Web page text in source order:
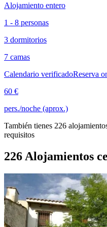
Alojamiento entero
1 - 8 personas
3 dormitorios
7 camas
Calendario verificadoReserva
60 €
pers./noche (aprox.)
También tienes 226
requisitos
226 Alojamientos